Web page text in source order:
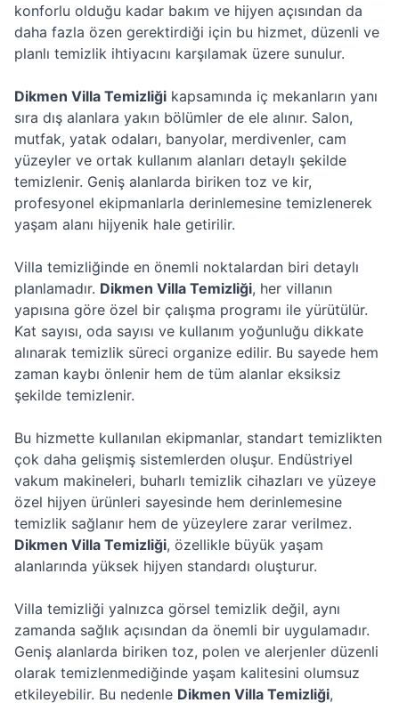
konforlu olduğu kadar bakım ve hijyen açısından da
daha fazla özen gerektirdiği için bu hizmet, düzenli ve
planlı temizlik ihtiyacını karşılamak üzere sunulur.
Dikmen Villa Temizliği kapsamında iç mekanların yanı
sıra dış alanlara yakın bölümler de ele alınır. Salon,
mutfak, yatak odaları, banyolar, merdivenler, cam
yüzeyler ve ortak kullanım alanları detaylı şekilde
temizlenir. Geniş alanlarda biriken toz ve kir,
profesyonel ekipmanlarla derinlemesine temizlenerek
yaşam alanı hijyenik hale getirilir.
Villa temizliğinde en önemli noktalardan biri detaylı
planlamadır. Dikmen Villa Temizliği, her villanın
yapısına göre özel bir çalışma programı ile yürütülür.
Kat sayısı, oda sayısı ve kullanım yoğunluğu dikkate
alınarak temizlik süreci organize edilir. Bu sayede hem
zaman kaybı önlenir hem de tüm alanlar eksiksiz
şekilde temizlenir.
Bu hizmette kullanılan ekipmanlar, standart temizlikten
çok daha gelişmiş sistemlerden oluşur. Endüstriyel
vakum makineleri, buharlı temizlik cihazları ve yüzeye
özel hijyen ürünleri sayesinde hem derinlemesine
temizlik sağlanır hem de yüzeylere zarar verilmez.
Dikmen Villa Temizliği, özellikle büyük yaşam
alanlarında yüksek hijyen standardı oluşturur.
Villa temizliği yalnızca görsel temizlik değil, aynı
zamanda sağlık açısından da önemli bir uygulamadır.
Geniş alanlarda biriken toz, polen ve alerjenler düzenli
olarak temizlenmediğinde yaşam kalitesini olumsuz
etkileyebilir. Bu nedenle Dikmen Villa Temizliği,